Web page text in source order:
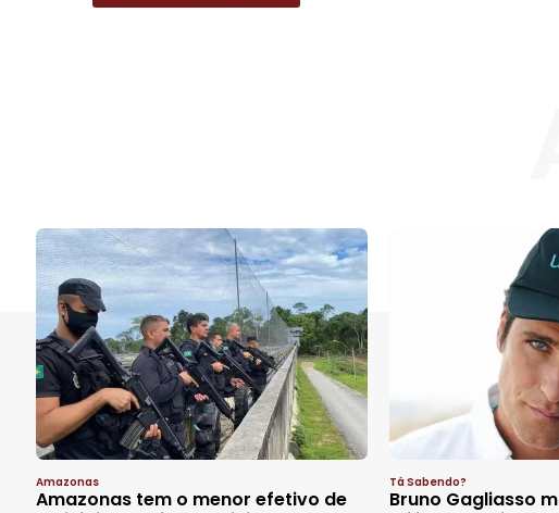
Amazonas
Amazonas tem o menor efetivo de
Tá Sabendo?
Bruno Gagliasso